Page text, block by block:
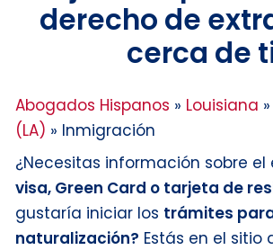
derecho de
cerca de
Abogados Hispanos » Louisiana »
(LA) » Inmigración
¿Necesitas información sobre
visa, Green Card o tarjeta de
gustaría iniciar los trámites
naturalización? Estás en el sitio